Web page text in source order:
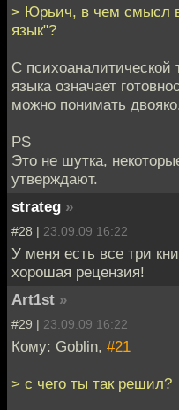
> Юрьич, в чем смысл
язык"?
С психоаналитической
языка означает
можно понимать
PS
Это не шутка,
утверждают.
strateg »
#28 | 23.09.09 16:22
У меня есть все три
хорошая рецензия!
Art1st »
#29 | 23.09.09 16:22
Кому: Goblin, #21
> с чего ты так решил?